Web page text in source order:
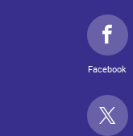
Facebook